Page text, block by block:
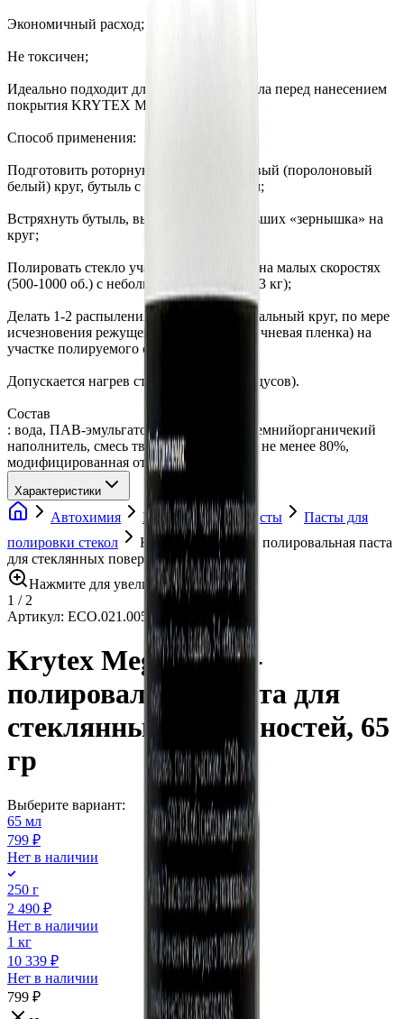
Экономичный расход;
Не токсичен;
Идеально подходит для подготовки стекла перед нанесением
покрытия KRYTEX Mega Glass.
Способ применения:
Подготовить роторную машинку, фетровый (поролоновый
белый) круг, бутыль с водой и триггером;
Встряхнуть бутыль, выдавить 3-4 небольших «зернышка» на
круг;
Полировать стекло участками 50х50 см, на малых скоростях
(500-1000 об.) с небольшим усилием (до 3 кг);
Делать 1-2 распыления воды на полировальный круг, по мере
исчезновения режущего материала (коричневая пленка) на
участке полируемого стекла.
Допускается нагрев стекла (до 45-60 градусов).
Состав
: вода, ПАВ-эмульгатор не менее 5%, кремнийорганичекий
наполнитель, смесь твердых материалов не менее 80%,
модифицированная отдушка.
Характеристики
Автохимия Полировальные пасты
Пасты для
полировки стекол
Krytex Mega Optic - полировальная паста
для стеклянных поверхностей, 65 гр
Нажмите для увеличения
1 / 2
Артикул: ECO.021.005 • Бренд: KRYTEX
Krytex Mega Optic -
полировальная паста для
стеклянных поверхностей, 65
гр
Выберите вариант:
65 мл
799 ₽
Нет в наличии
250 г
2 490 ₽
Нет в наличии
1 кг
10 339 ₽
Нет в наличии
799 ₽